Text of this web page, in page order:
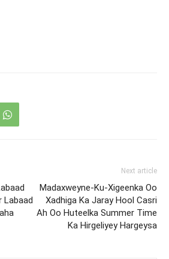
Labaad
Next article
Madaxweyne-Ku-Xigeenka Oo
Xadhiga Ka Jaray Hool Casri
Ah Oo Huteelka Summer Time
Ka Hirgeliyey Hargeysa